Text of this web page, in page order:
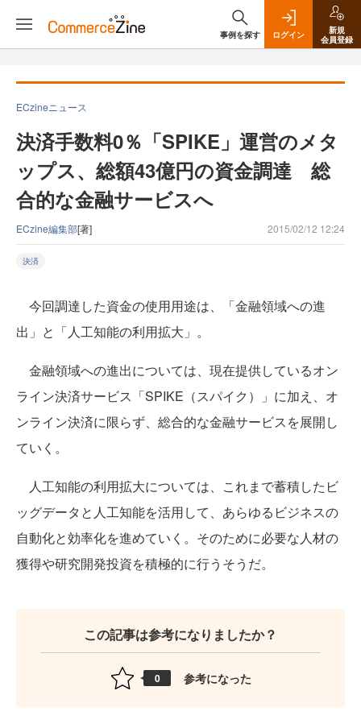
事例を探す ログイン
新規
会員登録
ECzineニュース
決済手数料0％「SPIKE」運営のメタ
ップス、総額43億円の資金調達 総
合的な金融サービスへ
ECzine編集部[著] 2015/02/12 12:24
決済
今回調達した資金の使用用途は、「金融領域への進
出」と「人工知能の利用拡大」。
金融領域への進出については、現在提供しているオン
ライン決済サービス「SPIKE（スパイク）」に加え、オ
ンライン決済に限らず、総合的な金融サービスを展開し
ていく。
人工知能の利用拡大については、これまで蓄積したビ
ッグデータと人工知能を活用して、あらゆるビジネスの
自動化と効率化を進めていく。そのために必要な人材の
獲得や研究開発投資を積極的に行うそうだ。
この記事は参考になりましたか？
0 参考になった